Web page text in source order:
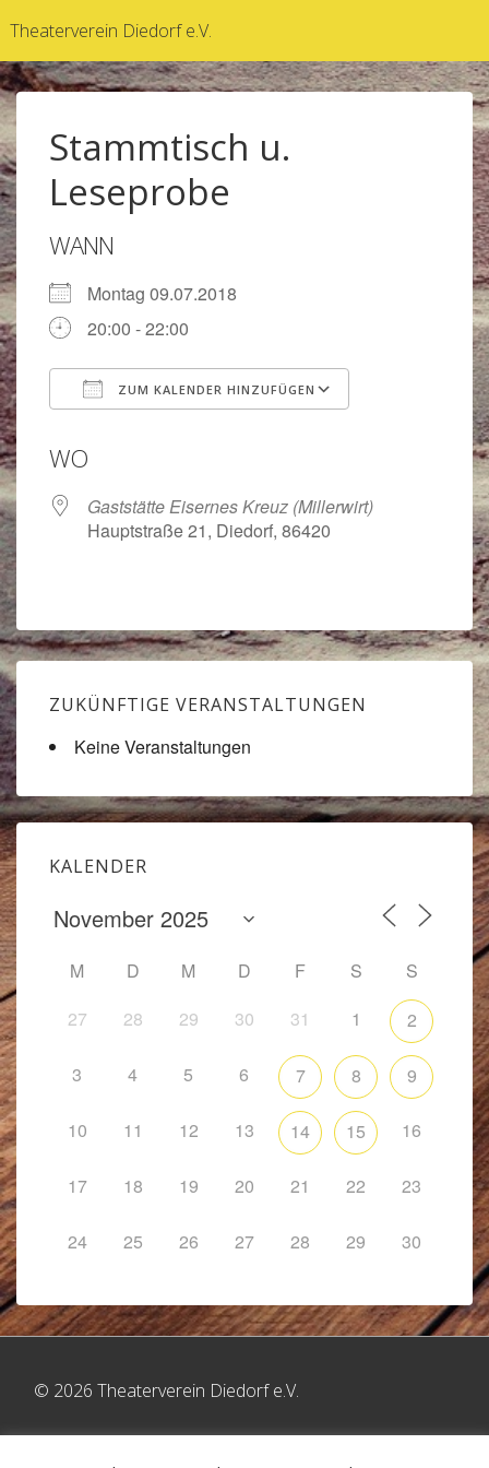
Zum
Inhalt
Theaterverein Diedorf e.V.
Stammtisch u.
Leseprobe
WANN
Montag 09.07.2018
20:00 - 22:00
ZUM KALENDER HINZUFÜGEN
Google
WO
Gaststätte Eisernes Kreuz (Millerwirt)
Hauptstraße 21, Diedorf, 86420
ZUKÜNFTIGE VERANSTALTUNGEN
Keine Veranstaltungen
KALENDER
M D M D F S
S
27
28 29 30 31 1 2
3 4 5 6 7 8 9
10 11 12 13 14 15 16
17 18 19 20 21 22 23
24 25 26 27 28 29 30
© 2026 Theaterverein Diedorf e.V.